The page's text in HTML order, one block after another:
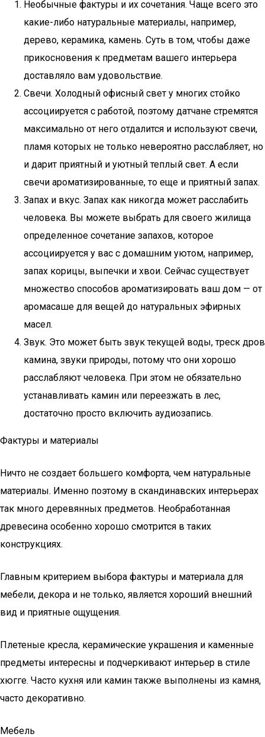
Необычные фактуры и их сочетания. Чаще всего это
какие-либо натуральные материалы, например,
дерево, керамика, камень. Суть в том, чтобы даже
прикосновения к предметам вашего интерьера
доставляло вам удовольствие.
Свечи. Холодный офисный свет у многих стойко
ассоциируется с работой, поэтому датчане стремятся
максимально от него отдалится и используют свечи,
пламя которых не только невероятно расслабляет, но
и дарит приятный и уютный теплый свет. А если
свечи ароматизированные, то еще и приятный запах.
Запах и вкус. Запах как никогда может расслабить
человека. Вы можете выбрать для своего жилища
определенное сочетание запахов, которое
ассоциируется у вас с домашним уютом, например,
запах корицы, выпечки и хвои. Сейчас существует
множество способов ароматизировать ваш дом — от
аромасаше для вещей до натуральных эфирных
масел.
Звук. Это может быть звук текущей воды, треск дров
камина, звуки природы, потому что они хорошо
расслабляют человека. При этом не обязательно
устанавливать камин или переезжать в лес,
достаточно просто включить аудиозапись.
Фактуры и материалы
Ничто не создает большего комфорта, чем натуральные
материалы. Именно поэтому в скандинавских интерьерах
так много деревянных предметов. Необработанная
древесина особенно хорошо смотрится в таких
конструкциях.
Главным критерием выбора фактуры и материала для
мебели, декора и не только, является хороший внешний
вид и приятные ощущения.
Плетеные кресла, керамические украшения и каменные
предметы интересны и подчеркивают интерьер в стиле
хюгге. Часто кухня или камин также выполнены из камня,
часто декоративно.
Мебель